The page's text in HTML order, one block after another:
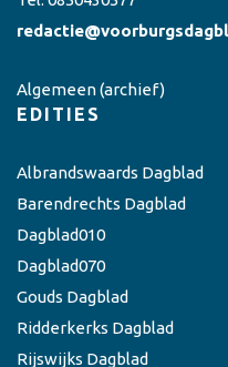
Algemeen(archief)
EDITIES
Albrandswaards Dagblad
Barendrechts Dagblad
Dagblad010
Dagblad070
Gouds Dagblad
Ridderkerks Dagblad
Rijswijks Dagblad